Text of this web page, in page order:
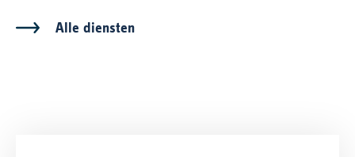
Alle diensten